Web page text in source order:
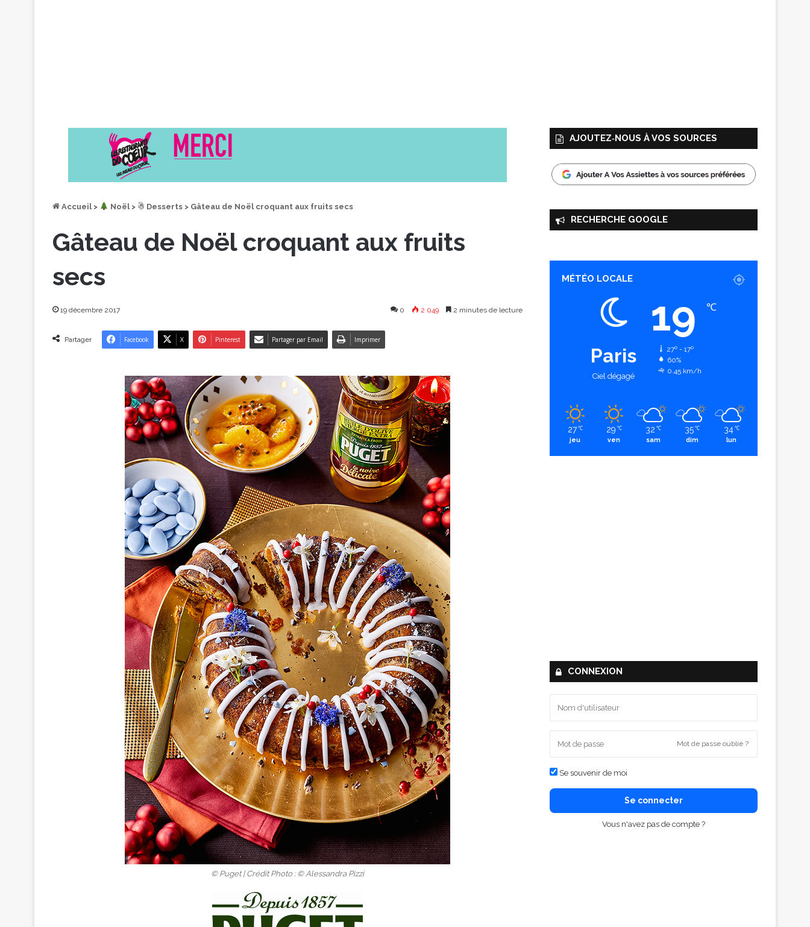
Accueil > ︎ Noël > ☃ Desserts > Gâteau de Noël croquant aux fruits secs
Gâteau de Noël croquant aux fruits
secs
19 décembre 2017 0 2 049 2 minutes de lecture
Partager Facebook X Pinterest Partager par Email Imprimer
© Puget | Crédit Photo : © Alessandra Pizzi
AJOUTEZ‑NOUS À VOS SOURCES
RECHERCHE GOOGLE
MÉTÉO LOCALE
Paris
Ciel dégagé
19 ℃
27º - 17º
60%
0.45 km/h
27 ℃
jeu
29 ℃
ven
32 ℃
sam
35 ℃
dim
34 ℃
lun
CONNEXION
Mot de passe oublié ?
Se souvenir de moi
Se connecter
Vous n'avez pas de compte ?